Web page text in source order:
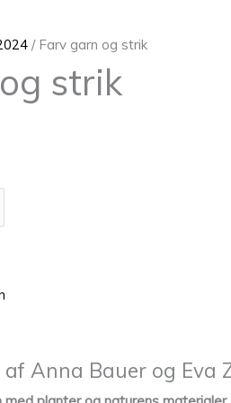
/ Farv garn og strik
strik
Anna Bauer og Eva